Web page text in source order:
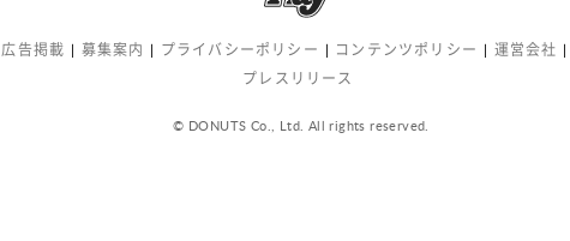
広告掲載 募集案内 プライバシーポリシー コンテンツポリシー 運営会社
プレスリリース
© DONUTS Co., Ltd. All rights reserved.